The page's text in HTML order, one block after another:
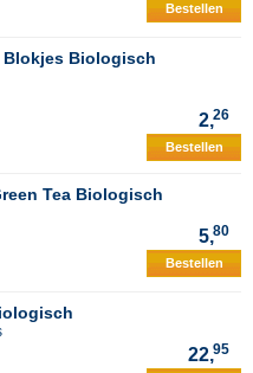
Bestellen
Biologisch
2,26
Bestellen
Tea Biologisch
5,80
Bestellen
22,95